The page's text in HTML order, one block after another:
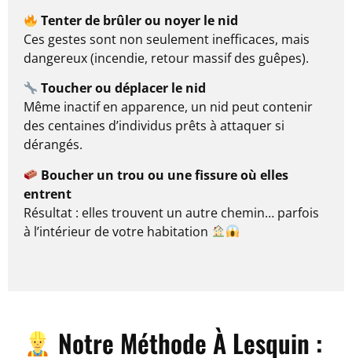
Tenter de brûler ou noyer le nid
Ces gestes sont non seulement inefficaces, mais
dangereux (incendie, retour massif des guêpes).
Toucher ou déplacer le nid
Même inactif en apparence, un nid peut contenir
des centaines d’individus prêts à attaquer si
dérangés.
Boucher un trou ou une fissure où elles
entrent
Résultat : elles trouvent un autre chemin… parfois
à l’intérieur de votre habitation
Notre Méthode À Lesquin :